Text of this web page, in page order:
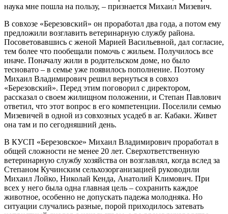
наука мне пошла на пользу, – признается Михаил Мизевич.
В совхозе «Березовский» он проработал два года, а потом ему
предложили возглавить ветеринарную службу района.
Посоветовавшись с женой Марией Васильевной, дал согласие,
тем более что пообещали помочь с жильем. Получилось все
иначе. Поначалу жили в родительском доме, но было
тесновато – в семье уже появилось пополнение. Поэтому
Михаил Владимирович решил вернуться в совхоз
«Березовский». Перед этим поговорил с директором,
рассказал о своем жилищном положении, и Степан Павлович
ответил, что этот вопрос в его компетенции. Поселили семью
Мизевичей в одной из совхозных усадеб в аг. Кабаки. Живет
она там и по сегодняшний день.
В КУСП «Березовское» Михаил Владимирович проработал в
общей сложности не менее 20 лет. Сверхответственную
ветеринарную службу хозяйства он возглавлял, когда вслед за
Степаном Кучинским сельхозорганизацией руководили
Михаил Лойко, Николай Кенда, Анатолий Климович. При
всех у него была одна главная цель – сохранить каждое
животное, особенно не допускать падежа молодняка. Но
ситуации случались разные, порой приходилось затевать